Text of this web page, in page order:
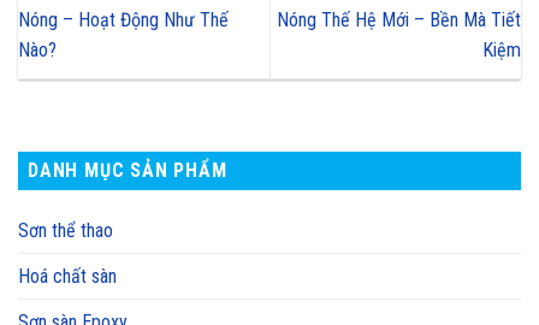
Nóng – Hoạt Động Như Thế
Nào?
Nóng Thế Hệ Mới – Bền Mà Tiết
Kiệm
DANH MỤC SẢN PHẨM
Sơn thể thao
Hoá chất sàn